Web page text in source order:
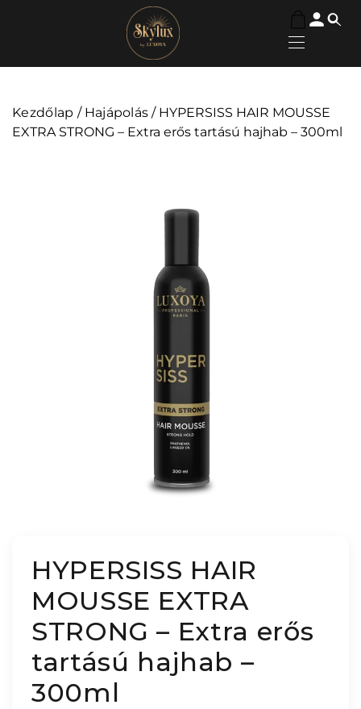
Kezdőlap / Hajápolás / HYPERSISS HAIR MOUSSE
EXTRA STRONG – Extra erős tartású hajhab – 300ml
HYPERSISS HAIR
MOUSSE EXTRA
STRONG – Extra erős
tartású hajhab –
300ml